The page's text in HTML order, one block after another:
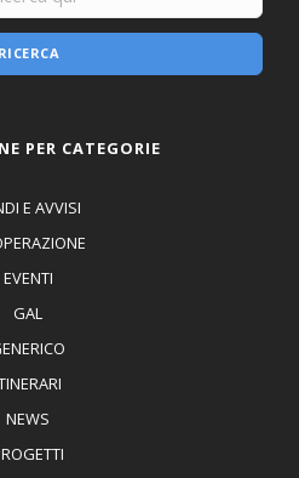
RICERCA
PER CATEGORIE
E AVVISI
EVENTI
GAL
NEWS